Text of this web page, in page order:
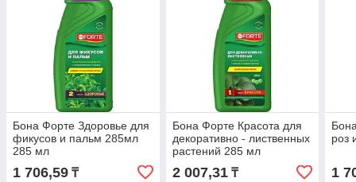
Бона Форте Здоровье для
фикусов и пальм 285мл
285 мл
1 706,59 ₸
Бона Форте Красота для
декоративно - лиственных
растений 285 мл
2 007,31₸
роз
1